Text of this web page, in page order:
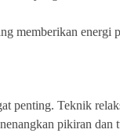
memberikan energi
penting. Teknik
pikiran dan